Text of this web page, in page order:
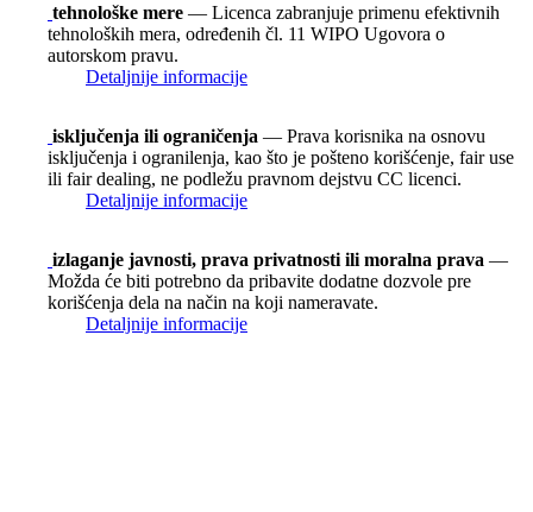
tehnološke mere — Licenca zabranjuje primenu efektivnih
tehnoloških mera, određenih čl. 11 WIPO Ugovora o
autorskom pravu.
Detaljnije informacije
isključenja ili ograničenja — Prava korisnika na osnovu
isključenja i ogranilenja, kao što je pošteno korišćenje, fair use
ili fair dealing, ne podležu pravnom dejstvu CC licenci.
Detaljnije informacije
izlaganje javnosti, prava privatnosti ili moralna prava —
Možda će biti potrebno da pribavite dodatne dozvole pre
korišćenja dela na način na koji nameravate.
Detaljnije informacije